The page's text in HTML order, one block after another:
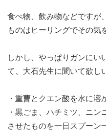
食べ物、飲み物などですが
ものはヒーリングでその気
しかし、やっぱりガンにい
て、大石先生に聞いて欲し
・重曹とクエン酸を水に溶
・黒ごま、ハチミツ、ニ
させたものを一日スプーン